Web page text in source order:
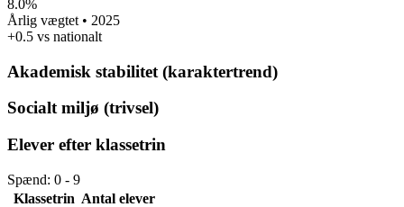
8.0%
Årlig vægtet • 2025
+0.5 vs nationalt
Akademisk stabilitet (karaktertrend)
Socialt miljø (trivsel)
Elever efter klassetrin
Spænd: 0 - 9
Klassetrin Antal elever